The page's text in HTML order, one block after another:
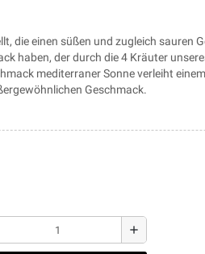
die einen süßen und zugleich sauren
haben, der durch die 4 Kräuter
mediterraner Sonne verleiht
Geschmack.
add